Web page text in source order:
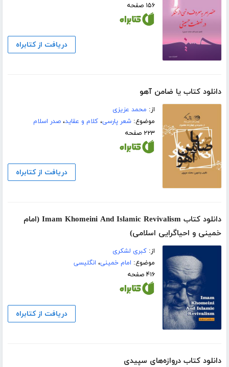
۱۵۶ صفحه
دریافت از کتابراه
دانلود کتاب یا ضامن آهو
از: محمد عزیزی
موضوع:شعر پارسی،کلام و عقاید،صدر اسلام
۲۲۳ صفحه
دریافت از کتابراه
دانلود کتاب Imam Khomeini And Islamic Revivalism (امام
خمینی و احیاگرایی اسلامی)
از:کبری لشکری
موضوع: امام خمینی، انگلیسی
۴۱۶ صفحه
دریافت از کتابراه
دانلود کتاب دروازه‌های سپیدی